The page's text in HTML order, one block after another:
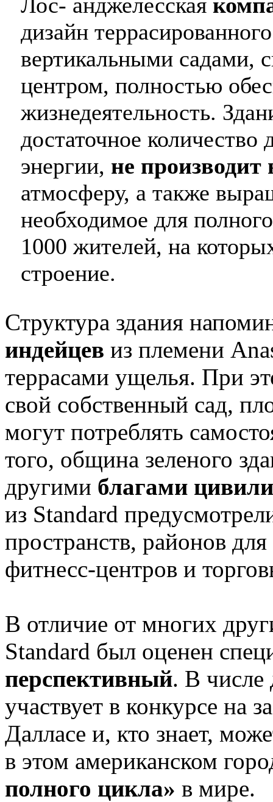
дизайн
вертикальными садами,
центром, полностью
жизнедеятельность.
достаточное
энергии, не
атмосферу, а также
необходимое для
1000 жителей, на
строение.
Структура здания
индейцев из племени
террасами ущелья. При
свой собственный сад,
могут потреблять
того, община зеленого
другими благами
из Standard
пространств, районов
фитнесс-центров и
В отличие от многих
Standard был оценен
перспективный. В числе
участвует в конкурсе на
Далласе и, кто знает,
в этом американском
полного цикла» в мире.